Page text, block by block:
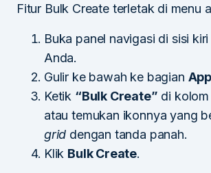
Fitur Bulk Create terletak di menu
Buka panel navigasi di sisi
Anda.
Gulir ke bawah ke bagian
Ketik “Bulk Create” di
atau temukan ikonnya yang
grid dengan tanda panah.
Klik Bulk Create.